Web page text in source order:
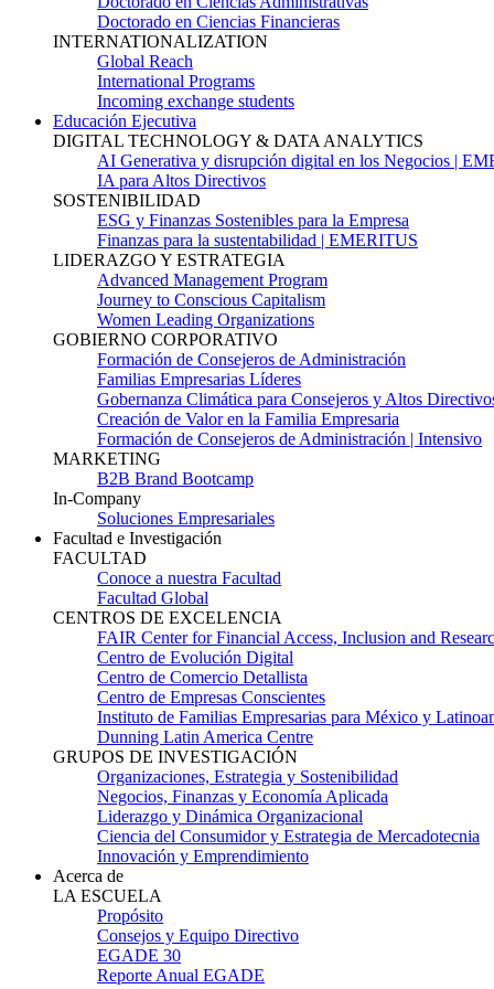
Doctorado en Ciencias Financieras
INTERNATIONALIZATION
Global Reach
International Programs
Incoming exchange students
Educación Ejecutiva
DIGITAL TECHNOLOGY & DATA ANALYTICS
AI Generativa y disrupción digital en los Negocios |
IA para Altos Directivos
SOSTENIBILIDAD
ESG y Finanzas Sostenibles para la Empresa
Finanzas para la sustentabilidad | EMERITUS
LIDERAZGO Y ESTRATEGIA
Advanced Management Program
Journey to Conscious Capitalism
Women Leading Organizations
GOBIERNO CORPORATIVO
Formación de Consejeros de Administración
Familias Empresarias Líderes
Gobernanza Climática para Consejeros y Altos
Creación de Valor en la Familia Empresaria
Formación de Consejeros de Administración | Intensivo
MARKETING
B2B Brand Bootcamp
In-Company
Soluciones Empresariales
Facultad e Investigación
FACULTAD
Conoce a nuestra Facultad
Facultad Global
CENTROS DE EXCELENCIA
FAIR Center for Financial Access, Inclusion and
Centro de Evolución Digital
Centro de Comercio Detallista
Centro de Empresas Conscientes
Instituto de Familias Empresarias para México y
Dunning Latin America Centre
GRUPOS DE INVESTIGACIÓN
Organizaciones, Estrategia y Sostenibilidad
Negocios, Finanzas y Economía Aplicada
Liderazgo y Dinámica Organizacional
Ciencia del Consumidor y Estrategia de Mercadotecnia
Innovación y Emprendimiento
Acerca de
LA ESCUELA
Propósito
Consejos y Equipo Directivo
EGADE 30
Reporte Anual EGADE